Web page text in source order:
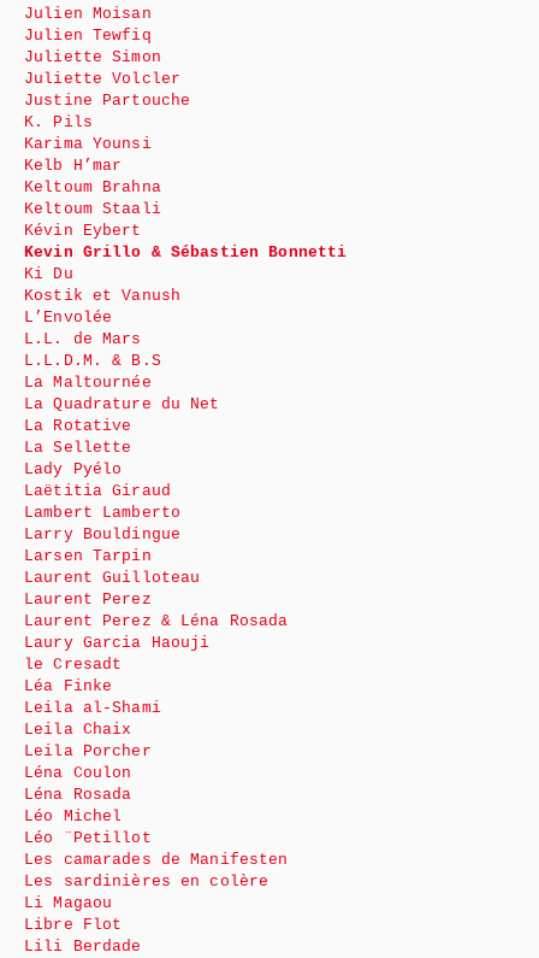
Julien Moisan
Julien Tewfiq
Juliette Simon
Juliette Volcler
Justine Partouche
K. Pils
Karima Younsi
Kelb H’mar
Keltoum Brahna
Keltoum Staali
Kévin Eybert
Kevin Grillo & Sébastien Bonnetti
Ki Du
Kostik et Vanush
L’Envolée
L.L. de Mars
L.L.D.M. & B.S
La Maltournée
La Quadrature du Net
La Rotative
La Sellette
Lady Pyélo
Laëtitia Giraud
Lambert Lamberto
Larry Bouldingue
Larsen Tarpin
Laurent Guilloteau
Laurent Perez
Laurent Perez & Léna Rosada
Laury Garcia Haouji
le Cresadt
Léa Finke
Leila al-Shami
Leila Chaix
Leila Porcher
Léna Coulon
Léna Rosada
Léo Michel
Léo ¨Petillot
Les camarades de Manifesten
Les sardinières en colère
Li Magaou
Libre Flot
Lili Berdade